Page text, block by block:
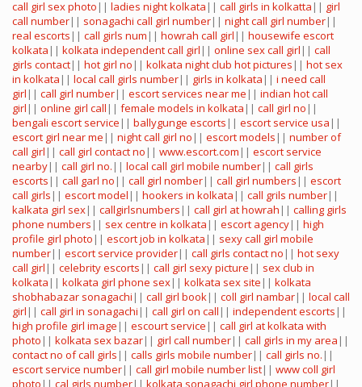
call girl sex photo || ladies night kolkata || call girls in kolkatta || girl
call number|| sonagachi call girl number|| night call girl number||
real escorts || call girls num || howrah call girl || housewife escort
kolkata || kolkata independent call girl || online sex call girl || call
girls contact|| hot girl no || kolkata night club hot pictures || hot sex
in kolkata || local call girls number|| girls in kolkata || i need call
girl || call girl number|| escort services near me || indian hot call
girl || online girl call || female models in kolkata || call girl no ||
bengali escort service || ballygunge escorts || escort service usa ||
escort girl near me || night call girl no || escort models || number of
call girl || call girl contact no || www.escort.com || escort service
nearby|| call girl no. || local call girl mobile number|| call girls
escorts || call garl no || call girl nomber|| call girl numbers || escort
call girls || escort model || hookers in kolkata || call grils number||
kalkata girl sex|| callgirlsnumbers || call girl at howrah || calling girls
phone numbers || sex centre in kolkata || escort agency|| high
profile girl photo || escort job in kolkata || sexy call girl mobile
number|| escort service provider|| call girls contact no || hot sexy
call girl || celebrity escorts || call girl sexy picture || sex club in
kolkata || kolkata girl phone sex|| kolkata sex site || kolkata
shobhabazar sonagachi || call girl book|| coll girl nambar|| local call
girl || call girl in sonagachi || call girl on call || independent escorts ||
high profile girl image || escourt service || call girl at kolkata with
photo || kolkata sex bazar|| girl call number|| call girls in my area ||
contact no of call girls || calls girls mobile number|| call girls no. ||
escort service number|| call girl mobile number list|| www coll girl
photo || cal girls number|| kolkata sonagachi girl phone number||